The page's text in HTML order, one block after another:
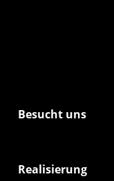
Besucht uns
Realisierung